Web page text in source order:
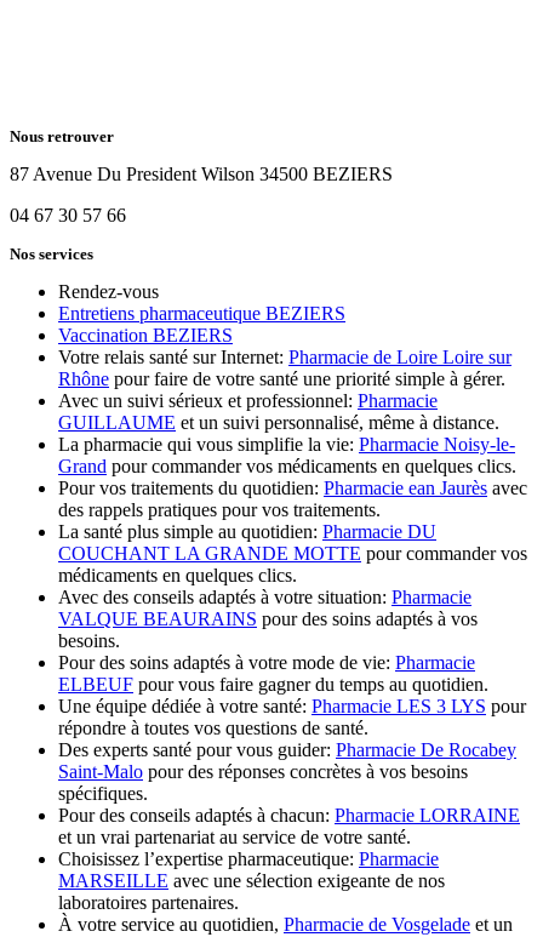
Nous retrouver
87 Avenue Du President Wilson 34500 BEZIERS
04 67 30 57 66
Nos services
Rendez-vous
Entretiens pharmaceutique BEZIERS
Vaccination BEZIERS
Votre relais santé sur Internet: Pharmacie de Loire Loire sur
Rhône pour faire de votre santé une priorité simple à gérer.
Avec un suivi sérieux et professionnel: Pharmacie
GUILLAUME et un suivi personnalisé, même à distance.
La pharmacie qui vous simplifie la vie: Pharmacie Noisy-le-
Grand pour commander vos médicaments en quelques clics.
Pour vos traitements du quotidien: Pharmacie ean Jaurès avec
des rappels pratiques pour vos traitements.
La santé plus simple au quotidien: Pharmacie DU
COUCHANT LA GRANDE MOTTE pour commander vos
médicaments en quelques clics.
Avec des conseils adaptés à votre situation: Pharmacie
VALQUE BEAURAINS pour des soins adaptés à vos
besoins.
Pour des soins adaptés à votre mode de vie: Pharmacie
ELBEUF pour vous faire gagner du temps au quotidien.
Une équipe dédiée à votre santé: Pharmacie LES 3 LYS pour
répondre à toutes vos questions de santé.
Des experts santé pour vous guider: Pharmacie De Rocabey
Saint-Malo pour des réponses concrètes à vos besoins
spécifiques.
Pour des conseils adaptés à chacun: Pharmacie LORRAINE
et un vrai partenariat au service de votre santé.
Choisissez l’expertise pharmaceutique: Pharmacie
MARSEILLE avec une sélection exigeante de nos
laboratoires partenaires.
À votre service au quotidien, Pharmacie de Vosgelade et un